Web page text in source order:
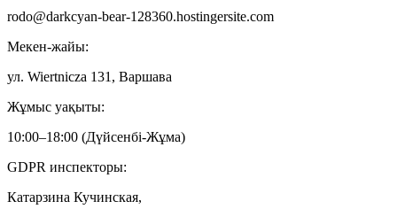
rodo@darkcyan-bear-128360.hostingersite.com
Мекен-жайы:
ул. Wiertnicza 131, Варшава
Жұмыс уақыты:
10:00–18:00 (Дүйсенбі-Жұма)
GDPR инспекторы:
Катарзина Кучинская,